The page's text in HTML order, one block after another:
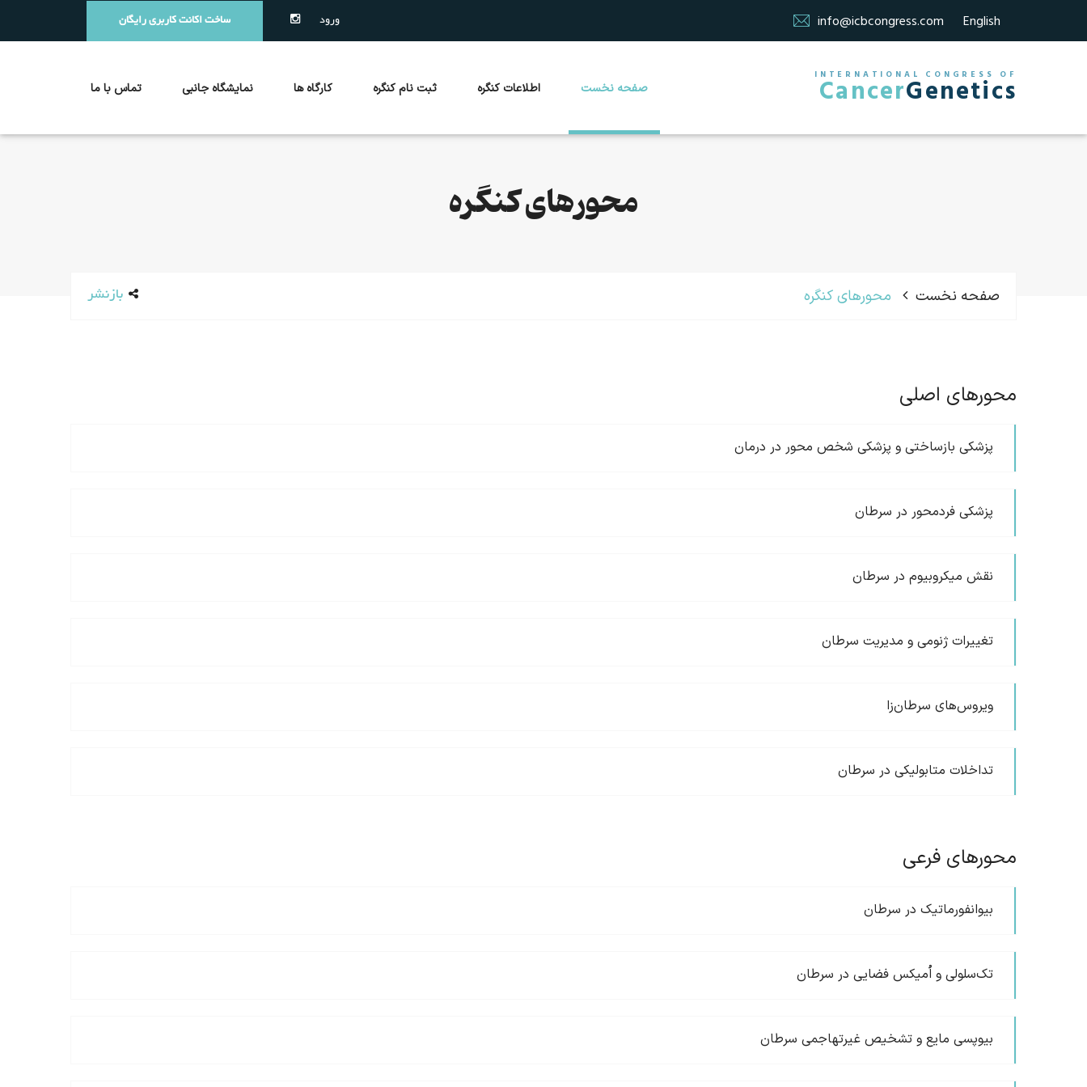
info@icbcongress.com English ساخت اکانت کاربری رایگان ورود
INTERNATIONAL CONGRESS OF
CancerGenetics صفحه نخست اطلاعات کنگره ثبت نام کنگره کارگاه ها نمایشگاه جانبی تماس با ما
محورهای کنگره
صفحه نخست محورهای کنگره بازنشر
محورهای اصلی
پزشکی بازساختی و پزشکی شخص محور در درمان
پزشکی فردمحور در سرطان
نقش میکروبیوم در سرطان‌
تغییرات ژنومی و مدیریت سرطان
ویروس‌های سرطان‌زا
تداخلات متابولیکی در سرطان
محورهای فرعی
بیوانفورماتیک در سرطان
تک‌سلولی و اُمیکس فضایی در سرطان
بیوپسی مایع و تشخیص غیرتهاجمی سرطان